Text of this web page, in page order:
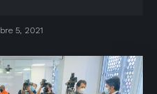
5, 2021